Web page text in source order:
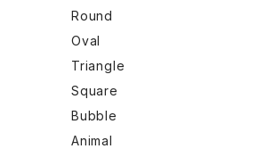
Round
Oval
Triangle
Square
Bubble
Animal